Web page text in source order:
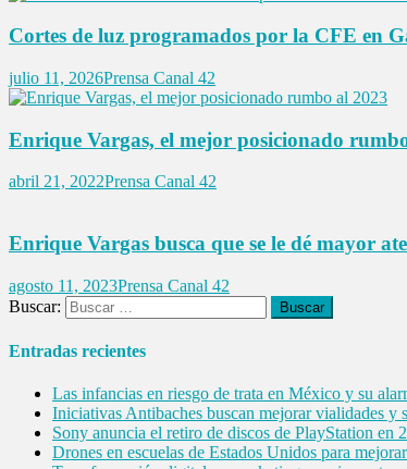
Cortes de luz programados por la CFE en
julio 11, 2026Prensa Canal 42
Enrique Vargas, el mejor posicionado
abril 21, 2022Prensa Canal 42
Enrique Vargas busca que se le dé mayor
agosto 11, 2023Prensa Canal 42
Buscar:
Entradas recientes
Las infancias en riesgo de trata en México y su
Iniciativas Antibaches buscan mejorar vialidades y
Sony anuncia el retiro de discos de PlayStation en
Drones en escuelas de Estados Unidos para